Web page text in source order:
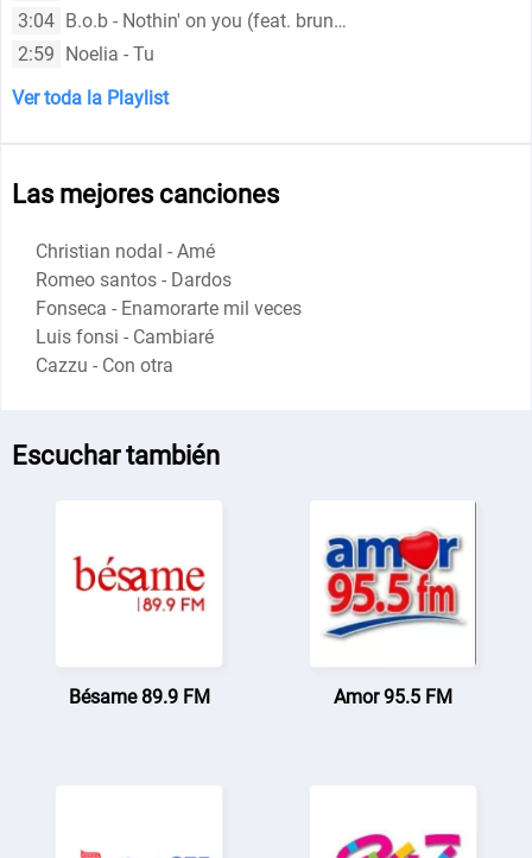
3:04 B.o.b - Nothin' on you (feat. bruno mars)
2:59 Noelia - Tu
Ver toda la Playlist
Las mejores canciones
Christian nodal - Amé
Romeo santos - Dardos
Fonseca - Enamorarte mil veces
Luis fonsi - Cambiaré
Cazzu - Con otra
Escuchar también
Bésame 89.9 FM Amor 95.5 FM